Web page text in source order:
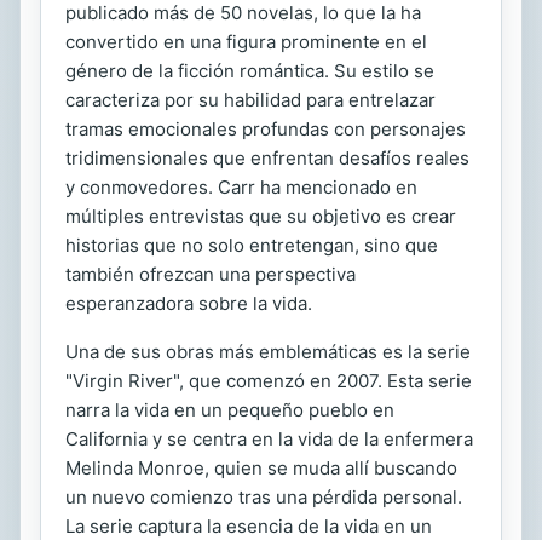
publicado más de 50 novelas, lo que la ha
convertido en una figura prominente en el
género de la ficción romántica. Su estilo se
caracteriza por su habilidad para entrelazar
tramas emocionales profundas con personajes
tridimensionales que enfrentan desafíos reales
y conmovedores. Carr ha mencionado en
múltiples entrevistas que su objetivo es crear
historias que no solo entretengan, sino que
también ofrezcan una perspectiva
esperanzadora sobre la vida.
Una de sus obras más emblemáticas es la serie
"Virgin River", que comenzó en 2007. Esta serie
narra la vida en un pequeño pueblo en
California y se centra en la vida de la enfermera
Melinda Monroe, quien se muda allí buscando
un nuevo comienzo tras una pérdida personal.
La serie captura la esencia de la vida en un